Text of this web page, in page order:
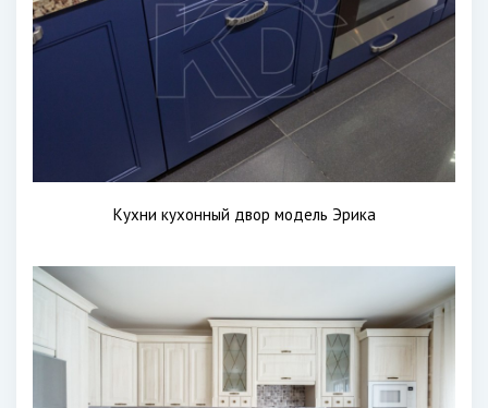
Кухни кухонный двор модель Эрика